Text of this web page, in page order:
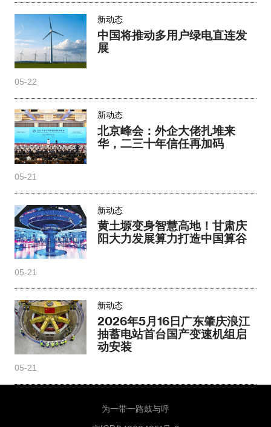
新动态
中国将推动多用户绿电直连发
展
05-22
新动态
北京峰会：外企大佬扎堆来
华，二三十年信任再加码
05-21
新动态
黄土塬变身智慧高地！甘肃庆
阳大力发展算力打造中国算谷
05-21
新动态
2026年5月16日广东肇庆浪江
抽蓄电站首台国产变速机组启
动安装
05-21
为一带一路鼓与呼